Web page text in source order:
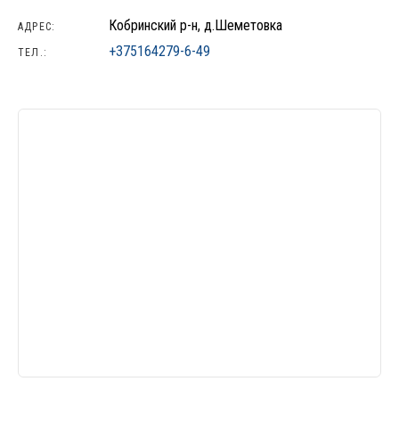
АДРЕС: Кобринский р-н, д.Шеметовка
ТЕЛ.: +375164279-6-49